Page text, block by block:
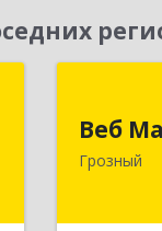
Веб
Грозный